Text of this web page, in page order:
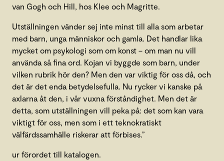
van Gogh och Hill, hos Klee och Magritte.
Utställningen vänder sej inte minst till alla som arbetar
med barn, unga människor och gamla. Det handlar lika
mycket om psykologi som om konst – om man nu vill
använda så fina ord. Kojan vi byggde som barn, under
vilken rubrik hör den? Men den var viktig för oss då, och
det är det enda betydelsefulla. Nu rycker vi kanske på
axlarna åt den, i vår vuxna förståndighet. Men det är
detta, som utställningen vill peka på: det som kan vara
viktigt för oss, men som i ett teknokratiskt
välfärdssamhälle riskerar att förbises.”
ur förordet till katalogen.